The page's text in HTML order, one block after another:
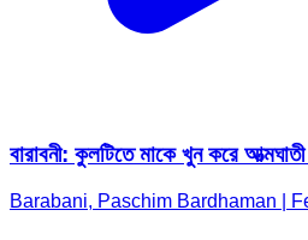
বারাবনী: কুলটিতে মাকে খুন করে আত্মঘাতী